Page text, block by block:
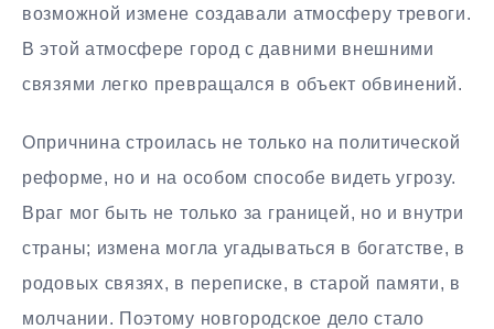
возможной измене создавали атмосферу тревоги.
В этой атмосфере город с давними внешними
связями легко превращался в объект обвинений.
Опричнина строилась не только на политической
реформе, но и на особом способе видеть угрозу.
Враг мог быть не только за границей, но и внутри
страны; измена могла угадываться в богатстве, в
родовых связях, в переписке, в старой памяти, в
молчании. Поэтому новгородское дело стало